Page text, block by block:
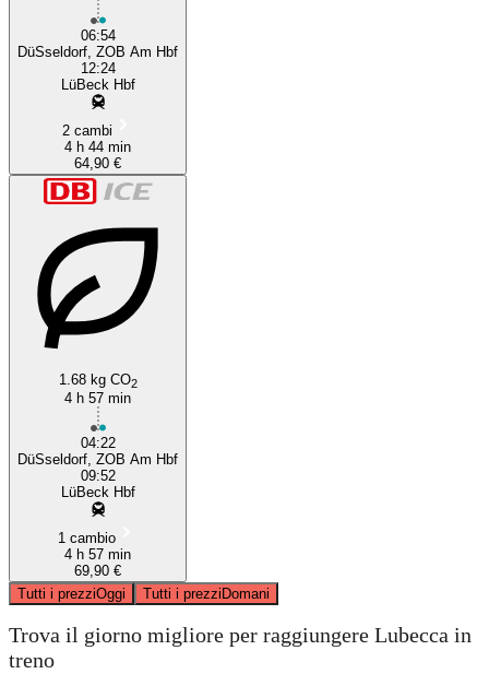
06:54
DüSseldorf, ZOB Am Hbf
12:24
LüBeck Hbf
2 cambi
4 h 44 min
64,90 €
1.68 kg CO2
4 h 57 min
04:22
DüSseldorf, ZOB Am Hbf
09:52
LüBeck Hbf
1 cambio
4 h 57 min
69,90 €
Tutti i prezziOggi Tutti i prezziDomani
Trova il giorno migliore per raggiungere Lubecca in
treno